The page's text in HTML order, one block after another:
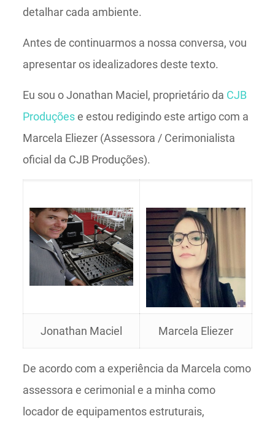
detalhar cada ambiente.
Antes de continuarmos a nossa conversa, vou
apresentar os idealizadores deste texto.
Eu sou o Jonathan Maciel, proprietário da CJB
Produçõese estou redigindo este artigo com a
Marcela Eliezer (Assessora / Cerimonialista
oficial da CJB Produções).
Jonathan Maciel Marcela Eliezer
De acordo com a experiência da Marcela como
assessora e cerimonial e a minha como
locador de equipamentos estruturais,